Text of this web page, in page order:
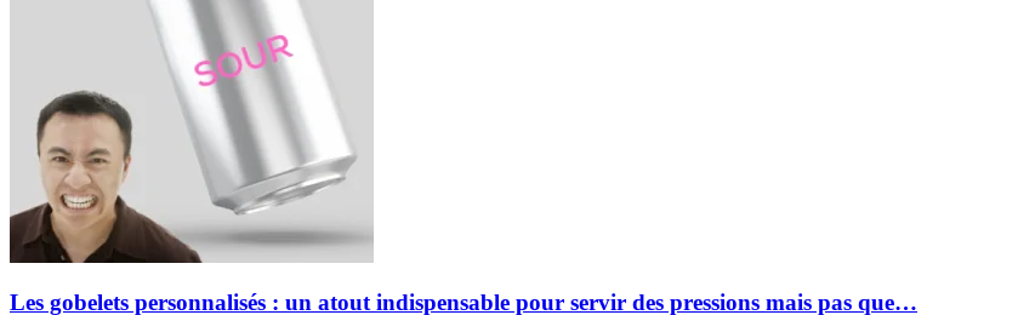
Les gobelets personnalisés : un atout indispensable pour servir des pressions mais pas que…